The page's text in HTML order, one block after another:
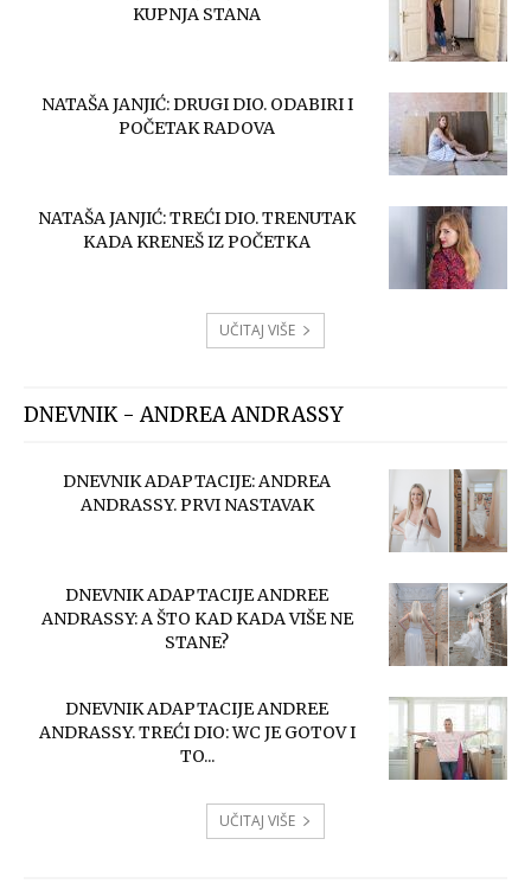
KUPNJA STANA
NATAŠA JANJIĆ: DRUGI DIO. ODABIRI I
POČETAK RADOVA
NATAŠA JANJIĆ: TREĆI DIO. TRENUTAK
KADA KRENEŠ IZ POČETKA
UČITAJ VIŠE
DNEVNIK - ANDREA ANDRASSY
DNEVNIK ADAPTACIJE: ANDREA
ANDRASSY. PRVI NASTAVAK
DNEVNIK ADAPTACIJE ANDREE
ANDRASSY: A ŠTO KAD KADA VIŠE NE
STANE?
DNEVNIK ADAPTACIJE ANDREE
ANDRASSY. TREĆI DIO: WC JE GOTOV I
TO...
UČITAJ VIŠE